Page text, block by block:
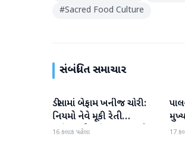
#Sacred Food Culture
સંબંધિત સમાચાર
બનાસકાંઠા
ડીસામાં બેફામ ખનીજ ચોરી:
નિયમો નેવે મૂકી રેતી
માફિયાઓ સક્રિય, તંત્ર સામે
16 કલાક પહેલા 17